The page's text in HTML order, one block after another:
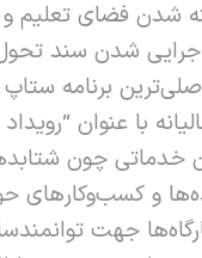
شدن فضای تعلیم و
شدن سند تحول
برنامه ستاپ
با عنوان
خدماتی چون
و کسب‌وکارهای
جهت